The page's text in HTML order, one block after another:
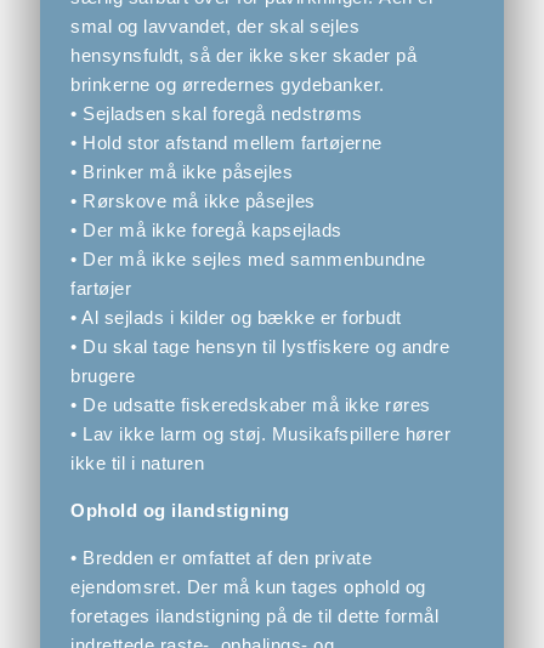
smal og lavvandet, der skal sejles
hensynsfuldt, så der ikke sker skader på
brinkerne og ørredernes gydebanker.
• Sejladsen skal foregå nedstrøms
• Hold stor afstand mellem fartøjerne
• Brinker må ikke påsejles
• Rørskove må ikke påsejles
• Der må ikke foregå kapsejlads
• Der må ikke sejles med sammenbundne
fartøjer
• Al sejlads i kilder og bække er forbudt
• Du skal tage hensyn til lystfiskere og andre
brugere
• De udsatte fiskeredskaber må ikke røres
• Lav ikke larm og støj. Musikafspillere hører
ikke til i naturen
Ophold og ilandstigning
• Bredden er omfattet af den private
ejendomsret. Der må kun tages ophold og
foretages ilandstigning på de til dette formål